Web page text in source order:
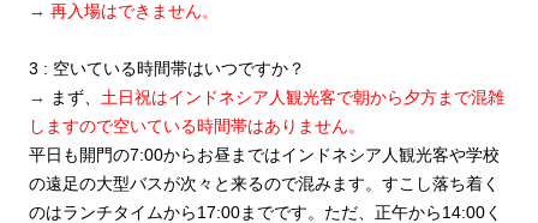
→ 再入場はできません。
3 : 空いている時間帯はいつですか？
→
まず、 土日祝はインドネシア人観光客で朝から夕方まで混雑
しますので空いている時間帯はありません。
平日も開門の7:00からお昼まではインドネシア人観光客や学校
の遠足の大型バスが次々と来るので混みます。すこし落ち着く
のはランチタイムから17:00までです。ただ、正午から14:00く